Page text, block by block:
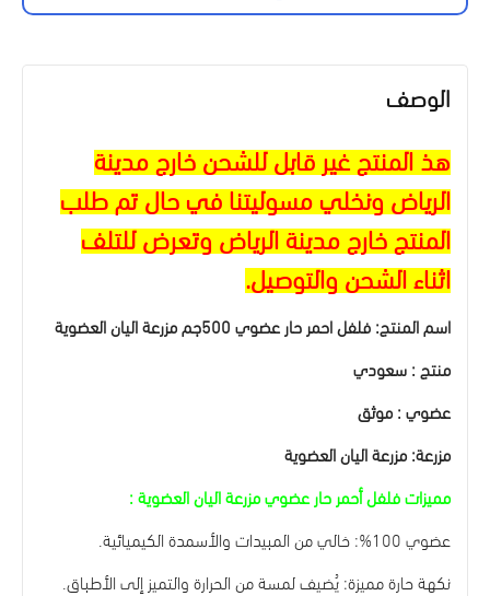
الوصف
هذ المنتج غير قابل للشحن خارج مدينة
الرياض ونخلي مسوليتنا في حال تم طلب
المنتج خارج مدينة الرياض وتعرض للتلف
اثناء الشحن والتوصيل.
اسم المنتج: فلفل احمر حار عضوي 500جم مزرعة اليان العضوية
منتج : سعودي
عضوي : موثق
مزرعة: مزرعة اليان العضوية
مميزات فلفل أحمر حار عضوي مزرعة اليان العضوية :
عضوي 100%: خالي من المبيدات والأسمدة الكيميائية.
نكهة حارة مميزة: يُضيف لمسة من الحرارة والتميز إلى الأطباق.